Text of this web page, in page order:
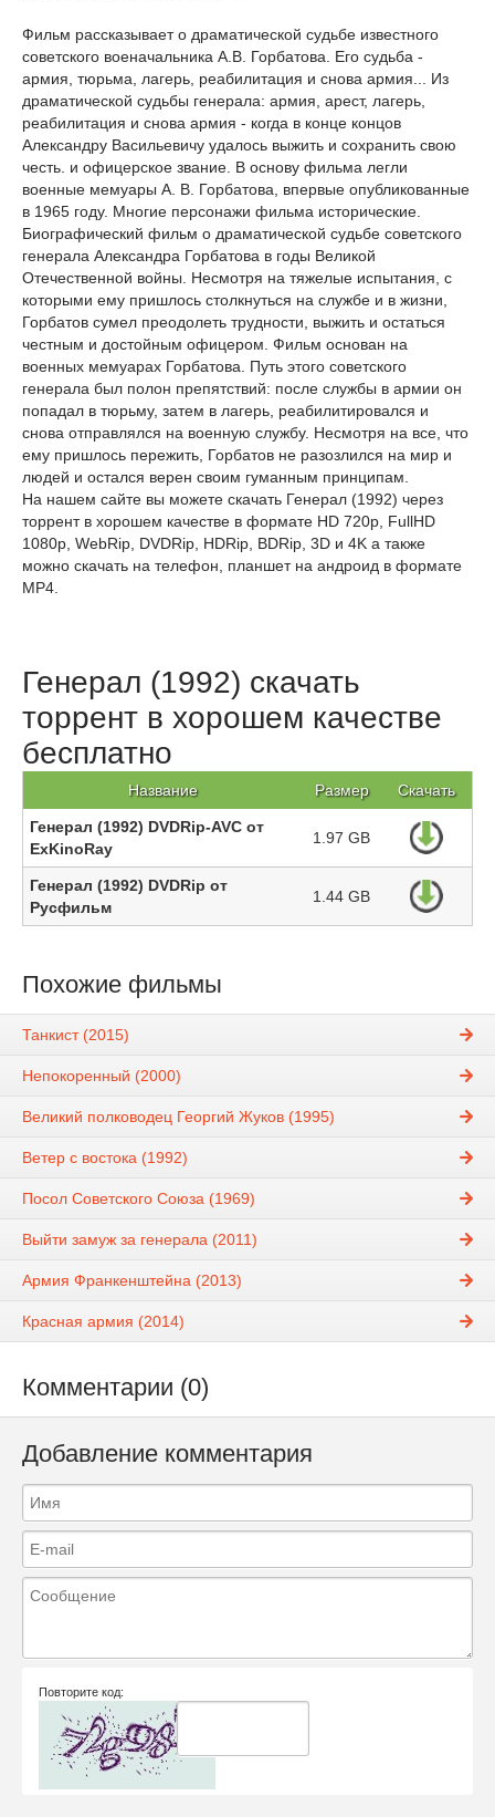
Фильм рассказывает о драматической судьбе известного
советского военачальника А.В. Горбатова. Его судьба -
армия, тюрьма, лагерь, реабилитация и снова армия... Из
драматической судьбы генерала: армия, арест, лагерь,
реабилитация и снова армия - когда в конце концов
Александру Васильевичу удалось выжить и сохранить свою
честь. и офицерское звание. В основу фильма легли
военные мемуары А. В. Горбатова, впервые опубликованные
в 1965 году. Многие персонажи фильма исторические.
Биографический фильм о драматической судьбе советского
генерала Александра Горбатова в годы Великой
Отечественной войны. Несмотря на тяжелые испытания, с
которыми ему пришлось столкнуться на службе и в жизни,
Горбатов сумел преодолеть трудности, выжить и остаться
честным и достойным офицером. Фильм основан на
военных мемуарах Горбатова. Путь этого советского
генерала был полон препятствий: после службы в армии он
попадал в тюрьму, затем в лагерь, реабилитировался и
снова отправлялся на военную службу. Несмотря на все, что
ему пришлось пережить, Горбатов не разозлился на мир и
людей и остался верен своим гуманным принципам.
На нашем сайте вы можете скачать Генерал (1992) через
торрент в хорошем качестве в формате HD 720p, FullHD
1080p, WebRip, DVDRip, HDRip, BDRip, 3D и 4K а также
можно скачать на телефон, планшет на андроид в формате
MP4.
Генерал (1992) скачать
торрент в хорошем качестве
бесплатно
Название Размер Скачать
Генерал (1992) DVDRip-AVC от
ExKinoRay
1.97 GB
Генерал (1992) DVDRip от
Русфильм
1.44 GB
Похожие фильмы
Танкист (2015)
Непокоренный (2000)
Великий полководец Георгий Жуков (1995)
Ветер с востока (1992)
Посол Советского Союза (1969)
Выйти замуж за генерала (2011)
Армия Франкенштейна (2013)
Красная армия (2014)
Комментарии (0)
Добавление комментария
Повторите код: